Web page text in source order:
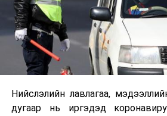
Нийслэлийн лавлагаа,
дугаар нь иргэдэд